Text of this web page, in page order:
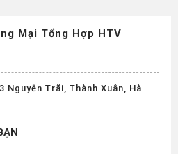
Mại Tổng Hợp HTV
Nguyễn Trãi, Thành Xuân, Hà